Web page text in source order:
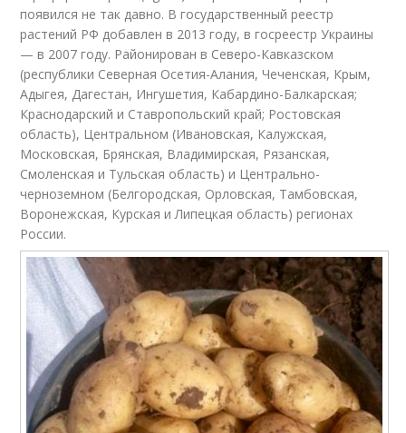
появился не так давно. В государственный реестр
растений РФ добавлен в 2013 году, в госреестр Украины
— в 2007 году. Районирован в Северо-Кавказском
(республики Северная Осетия-Алания, Чеченская, Крым,
Адыгея, Дагестан, Ингушетия, Кабардино-Балкарская;
Краснодарский и Ставропольский край; Ростовская
область), Центральном (Ивановская, Калужская,
Московская, Брянская, Владимирская, Рязанская,
Смоленская и Тульская область) и Центрально-
черноземном (Белгородская, Орловская, Тамбовская,
Воронежская, Курская и Липецкая область) регионах
России.